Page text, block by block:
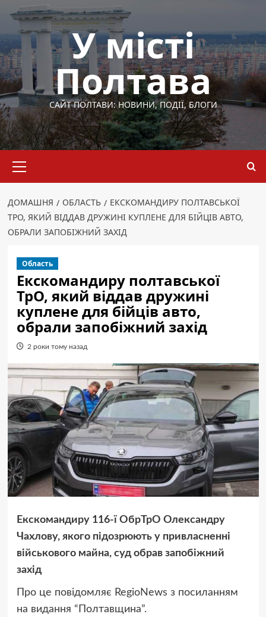
Перейти
вмісту
У місті
Полтава
САЙТ ПОЛТАВИ: НОВИНИ, ПОДІЇ, БЛОГИ
меню
ДОМАШНЯ ОБЛАСТЬ
ЕКСКОМАНДИРУ ПОЛТАВСЬКОЇ
ТРО, ЯКИЙ ВІДДАВ ДРУЖИНІ КУПЛЕНЕ ДЛЯ БІЙЦІВ АВТО,
ОБРАЛИ ЗАПОБІЖНИЙ ЗАХІД
Область
Екскомандиру полтавської
ТрО, який віддав дружині
куплене для бійців авто,
обрали запобіжний захід
2 роки тому назад
Екскомандиру 116-ї ОбрТрО Олександру
Чахлову, якого підозрюють у привласненні
військового майна, суд обрав запобіжний
захід
Про це повідомляє RegioNews з посиланням
на видання “Полтавщина”.